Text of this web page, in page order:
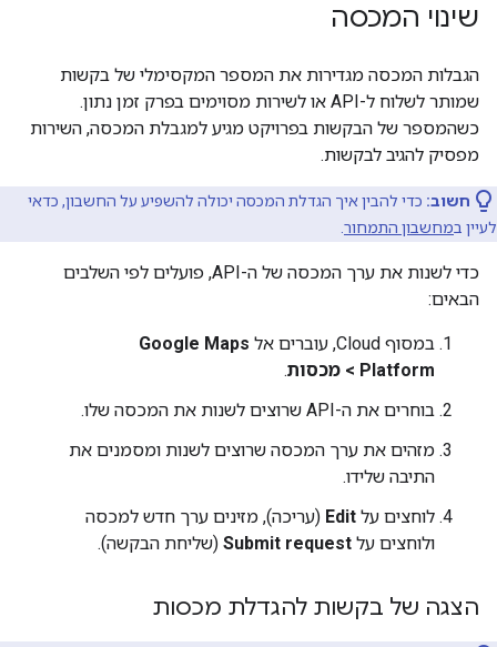
שינוי המכסה
הגבלות המכסה מגדירות את המספר המקסימלי של בקשות
שמותר לשלוח ל-API או לשירות מסוימים בפרק זמן נתון.
כשהמספר של הבקשות בפרויקט מגיע למגבלת המכסה, השירות
מפסיק להגיב לבקשות.
חשוב: כדי להבין איך הגדלת המכסה יכולה להשפיע על החשבון, כדאי
לעיין במחשבון התמחור.
כדי לשנות את ערך המכסה של ה-API, פועלים לפי השלבים
הבאים:
במסוף Cloud, עוברים אל
Google Maps
Platform > מכסות
.
בוחרים את ה-API שרוצים לשנות את המכסה שלו.
מזהים את ערך המכסה שרוצים לשנות ומסמנים את
התיבה שלידו.
לוחצים על Edit (עריכה), מזינים ערך חדש למכסה
ולוחצים על Submit request (שליחת הבקשה).
הצגה של בקשות להגדלת מכסות